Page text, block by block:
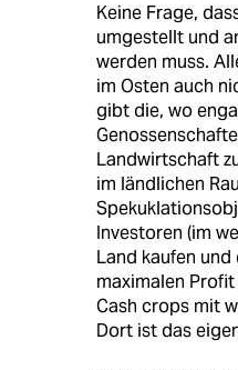
Keine Frage,
umgestellt und
werden muss.
im Osten auch
gibt die, wo
Landwirtschaft
im ländlichen
Investoren (im
Land kaufen
maximalen
Cash crops mit
Dort ist das